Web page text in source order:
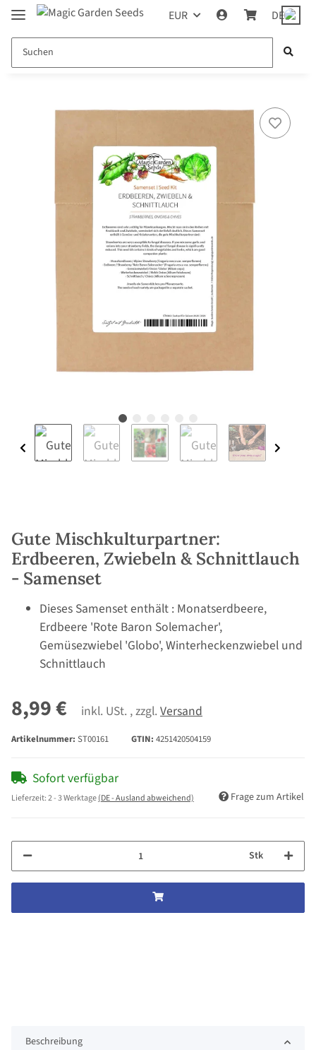
EUR DE
Gute Mischkulturpartner:
Erdbeeren, Zwiebeln & Schnittlauch
- Samenset
Dieses Samenset enthält : Monatserdbeere,
Erdbeere 'Rote Baron Solemacher',
Gemüsezwiebel 'Globo', Winterheckenzwiebel und
Schnittlauch
8,99 € inkl. USt. , zzgl. Versand
Artikelnummer: ST00161 GTIN: 4251420504159
Sofort verfügbar
Lieferzeit:2 - 3 Werktage(DE - Ausland abweichend) Frage zum Artikel
Stk
Beschreibung